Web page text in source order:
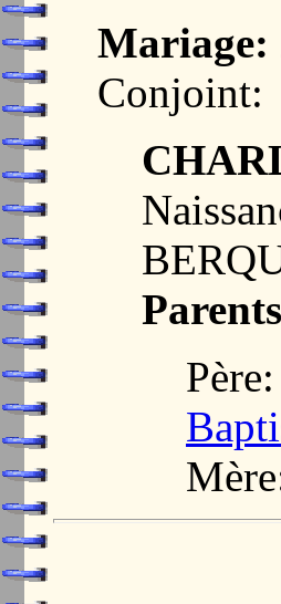
Mariage:
Conjoint:
Parents
Père: